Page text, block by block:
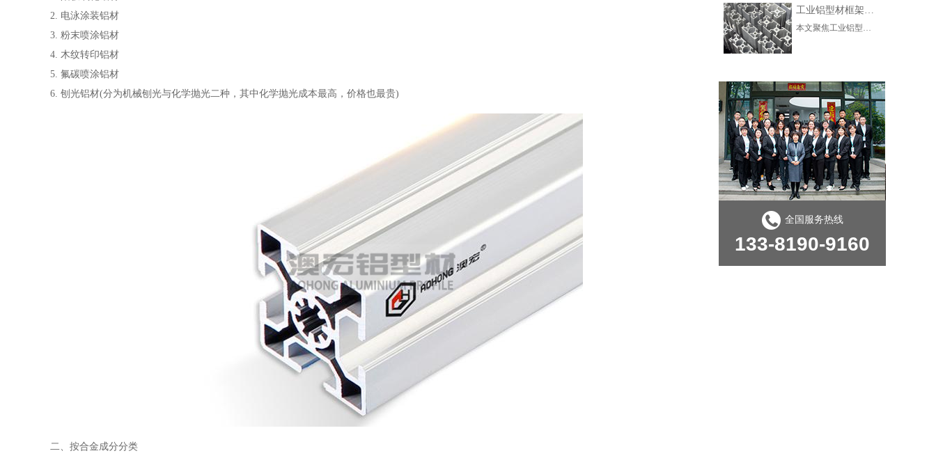
2. 电泳涂装铝材
3. 粉末喷涂铝材
4. 木纹转印铝材
5. 氟碳喷涂铝材
6. 刨光铝材(分为机械刨光与化学抛光二种，其中化学抛光成本最高，价格也最贵)
二、按合金成分分类
全国服务热线
133-8190-9160